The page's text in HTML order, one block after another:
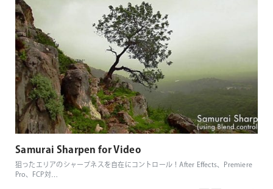
Samurai Sharpen for Video
狙ったエリアのシャープネスを自在にコントロール！After Effects、Premiere
Pro、FCP対…